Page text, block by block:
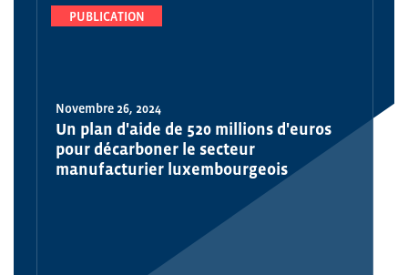
PUBLICATION
Novembre 26, 2024
Un plan d'aide de 520 millions d'euros
pour décarboner le secteur
manufacturier luxembourgeois